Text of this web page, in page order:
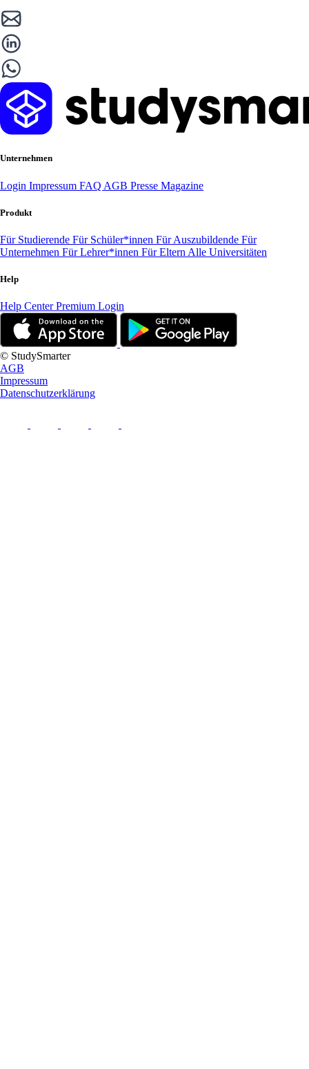
Unternehmen
Login Impressum FAQ AGB Presse Magazine
Produkt
Für Studierende Für Schüler*innen Für Auszubildende Für
Unternehmen Für Lehrer*innen Für Eltern Alle Universitäten
Help
Help CenterPremium Login
© StudySmarter
AGB
Impressum
Datenschutzerklärung